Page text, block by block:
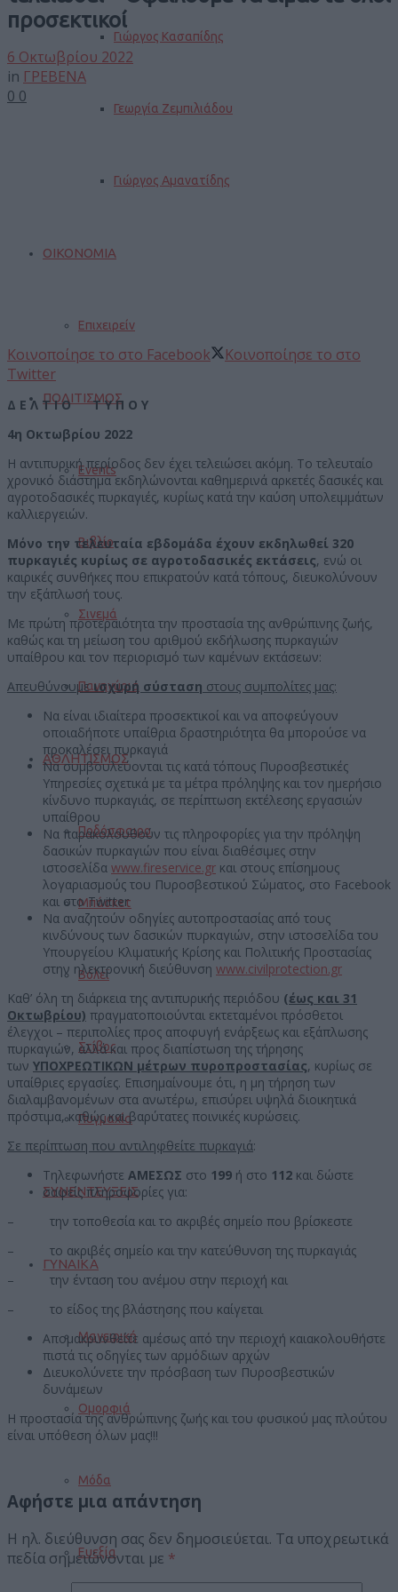
Γιώργος Κασαπίδης
Γεωργία Ζεμπιλιάδου
Γιώργος Αμανατίδης
ΟΙΚΟΝΟΜΙΑ
Επιχειρείν
ΠΟΛΙΤΙΣΜΟΣ
Events
Βιβλίο
Σινεμά
Πανηγύρια
ΑΘΛΗΤΙΣΜΟΣ
Ποδόσφαιρο
Μπάσκετ
Βόλεϊ
Στίβος
Πυγμαχία
ΣΥΝΕΝΤΕΥΞΕΙΣ
ΓΥΝΑΙΚΑ
Μαγειρική
Ομορφιά
Μόδα
Ευεξία
προσεκτικοί
6 Οκτωβρίου 2022
in ΓΡΕΒΕΝΑ
0 0
Κοινοποίησε το στο Facebook
Κοινοποίησε το στο
Twitter
Δ Ε Λ Τ Ι Ο Τ Υ Π Ο Υ
4η Οκτωβρίου 2022
Η αντιπυρική περίοδος δεν έχει τελειώσει ακόμη. Το τελευταίο
χρονικό διάστημα εκδηλώνονται καθημερινά αρκετές δασικές και
αγροτοδασικές πυρκαγιές, κυρίως κατά την καύση υπολειμμάτων
καλλιεργειών.
Μόνο την τελευταία εβδομάδα έχουν εκδηλωθεί 320
πυρκαγιές κυρίως σε αγροτοδασικές εκτάσεις, ενώ οι
καιρικές συνθήκες που επικρατούν κατά τόπους, διευκολύνουν
την εξάπλωσή τους.
Με πρώτη προτεραιότητα την προστασία της ανθρώπινης ζωής,
καθώς και τη μείωση του αριθμού εκδήλωσης πυρκαγιών
υπαίθρου και τον περιορισμό των καμένων εκτάσεων:
Απευθύνουμεισχυρή σύσταση στους συμπολίτες μας:
Να είναι ιδιαίτερα προσεκτικοί και να αποφεύγουν
οποιαδήποτε υπαίθρια δραστηριότητα θα μπορούσε να
προκαλέσει πυρκαγιά
Να συμβουλεύονται τις κατά τόπους Πυροσβεστικές
Υπηρεσίες σχετικά με τα μέτρα πρόληψης και τον ημερήσιο
κίνδυνο πυρκαγιάς, σε περίπτωση εκτέλεσης εργασιών
υπαίθρου
Να παρακολουθούν τις πληροφορίες για την πρόληψη
δασικών πυρκαγιών που είναι διαθέσιμες στην
ιστοσελίδα www.fireservice.gr και στους επίσημους
λογαριασμούς του Πυροσβεστικού Σώματος, στο Facebook
και στο Twitter
Να αναζητούν οδηγίες αυτοπροστασίας από τους
κινδύνους των δασικών πυρκαγιών, στην ιστοσελίδα του
Υπουργείου Κλιματικής Κρίσης και Πολιτικής Προστασίας
στην ηλεκτρονική διεύθυνση www.civilprotection.gr
Καθ’ όλη τη διάρκεια της αντιπυρικής περιόδου (έως και 31
Οκτωβρίου) πραγματοποιούνται εκτεταμένοι πρόσθετοι
έλεγχοι – περιπολίες προς αποφυγή ενάρξεως και εξάπλωσης
πυρκαγιών, αλλά και προς διαπίστωση της τήρησης
των ΥΠΟΧΡΕΩΤΙΚΩΝ μέτρων πυροπροστασίας, κυρίως σε
υπαίθριες εργασίες. Επισημαίνουμε ότι, η μη τήρηση των
διαλαμβανομένων στα ανωτέρω, επισύρει υψηλά διοικητικά
πρόστιμα, καθώς και βαρύτατες ποινικές κυρώσεις.
Σε περίπτωση που αντιληφθείτε πυρκαγιά:
Τηλεφωνήστε ΑΜΕΣΩΣ στο 199 ή στο 112 και δώστε
σαφείς πληροφορίες για:
– την τοποθεσία και το ακριβές σημείο που βρίσκεστε
– το ακριβές σημείο και την κατεύθυνση της πυρκαγιάς
– την ένταση του ανέμου στην περιοχή και
– το είδος της βλάστησης που καίγεται
Απομακρυνθείτε αμέσως από την περιοχή καιακολουθήστε
πιστά τις οδηγίες των αρμόδιων αρχών
Διευκολύνετε την πρόσβαση των Πυροσβεστικών
δυνάμεων
Η προστασία της ανθρώπινης ζωής και του φυσικού μας πλούτου
είναι υπόθεση όλων μας!!!
Αφήστε μια απάντηση
Η ηλ. διεύθυνση σας δεν δημοσιεύεται. Τα υποχρεωτικά
πεδία σημειώνονται με *